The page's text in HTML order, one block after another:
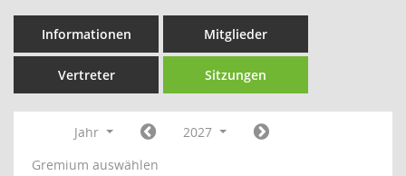
Informationen Mitglieder
Vertreter Sitzungen
Jahr
2027
Gremium auswählen